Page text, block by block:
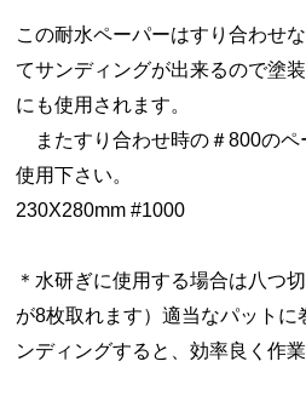
この耐水ペーパーはすり合わせ
てサンディングが出来るので塗
にも使用されます。
またすり合わせ時の＃800のペ
使用下さい。
230X280mm #1000
＊水研ぎに使用する場合は八つ
が8枚取れます）適当なパットに
ンディングすると、効率良く作業